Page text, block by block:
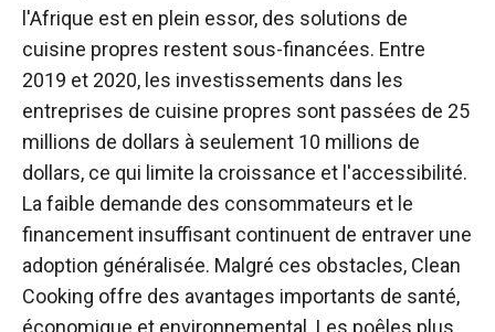
l'Afrique est en plein essor, des solutions de
cuisine propres restent sous-financées. Entre
2019 et 2020, les investissements dans les
entreprises de cuisine propres sont passées de 25
millions de dollars à seulement 10 millions de
dollars, ce qui limite la croissance et l'accessibilité.
La faible demande des consommateurs et le
financement insuffisant continuent de entraver une
adoption généralisée. Malgré ces obstacles, Clean
Cooking offre des avantages importants de santé,
économique et environnemental. Les poêles plus